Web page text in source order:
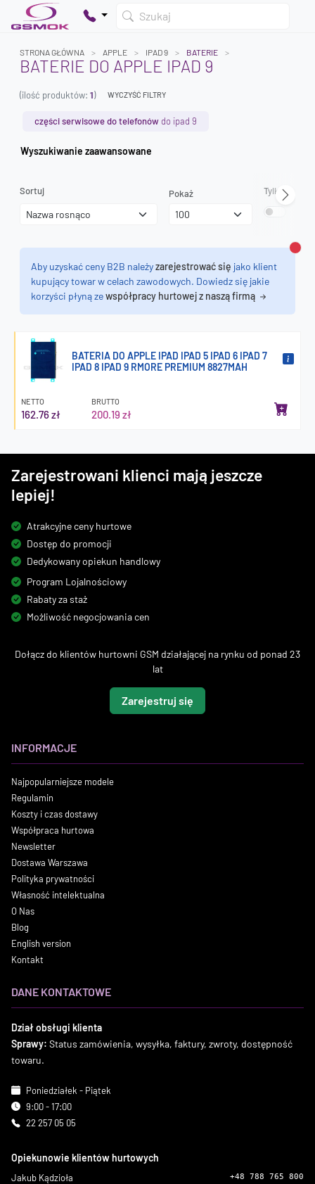
Szukaj
Twój koszyk jest pusty
STRONA GŁÓWNA APPLE IPAD 9 BATERIE
BATERIE DO APPLE IPAD 9
(ilość produktów: 1) WYCZYŚĆ FILTRY
części serwisowe do telefonów do ipad 9
Wyszukiwanie zaawansowane
Sortuj Pokaż Tylko
Aby uzyskać ceny B2B należyzarejestrować się jako klient
kupujący towar w celach zawodowych. Dowiedz się jakie
korzyści płyną zewspółpracy hurtowej z naszą firmą
BATERIA DO APPLE IPAD IPAD 5 IPAD 6 IPAD 7
IPAD 8 IPAD 9 RMORE PREMIUM 8827MAH
NETTO
162.76 zł
BRUTTO
200.19 zł
Zarejestrowani klienci mają jeszcze
lepiej!
Atrakcyjne ceny hurtowe
Dostęp do promocji
Dedykowany opiekun handlowy
Program Lojalnościowy
Rabaty za staż
Możliwość negocjowania cen
Dołącz do klientów hurtowni GSM działającej na rynku od ponad 23
lat
Zarejestruj się
INFORMACJE
Najpopularniejsze modele
Regulamin
Koszty i czas dostawy
Współpraca hurtowa
Newsletter
Dostawa Warszawa
Polityka prywatności
Własność intelektualna
O Nas
Blog
English version
Kontakt
DANE KONTAKTOWE
Dział obsługi klienta
Sprawy: Status zamówienia, wysyłka, faktury, zwroty, dostępność
towaru.
Poniedziałek - Piątek
9:00 - 17:00
22 257 05 05
Opiekunowie klientów hurtowych
Jakub Kądzioła +48 788 765 800